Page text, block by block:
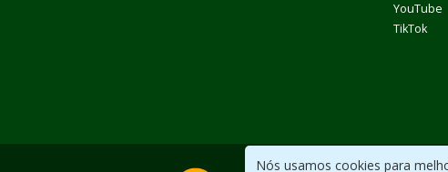
Nós usamos cookies para
YouTube
TikTok